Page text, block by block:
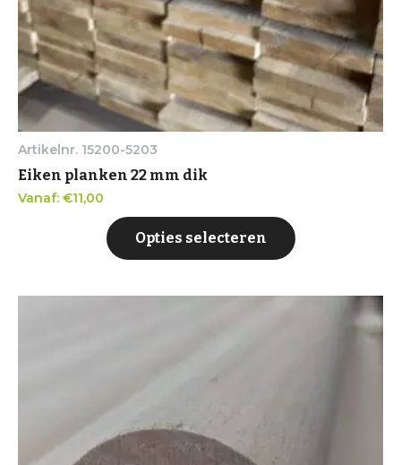
Artikelnr. 15200-5203
Eiken planken 22 mm dik
Vanaf: €11,00
Opties selecteren